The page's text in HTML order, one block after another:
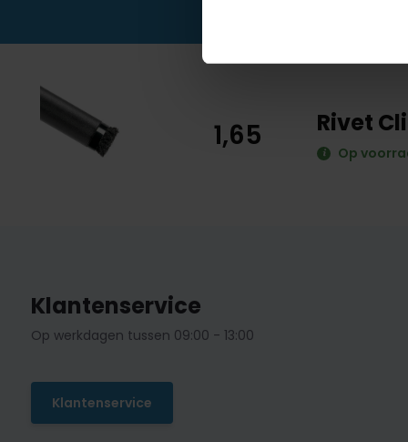
1,65 Rivet
Op
Klantenservice
Op werkdagen tussen 09:00 - 13:00
Klantenservice